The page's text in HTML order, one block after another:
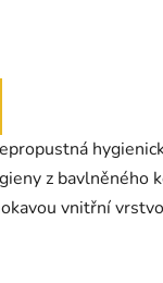
z bavlněného
vnitřní